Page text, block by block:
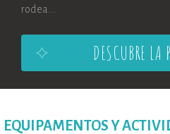
rodea...
DESCUBRE LA
EQUIPAMENTOS Y